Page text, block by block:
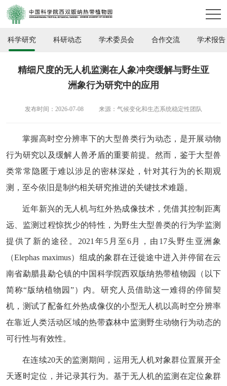
科学研究 科研动态 学术委员会 合作交流 学术报告
精细尺度的无人机监测在人象冲突缓解与野生亚
洲象行为研究中的应用
发布时间：2026-07-08 来源：气候变化和生态系统稳定性团队
掌握高时空分辨率下的大型兽类行为动态，是开展动物
行为研究以及缓解人兽矛盾的重要前提。然而，鉴于大型兽
类常常隐匿于难以涉足的密林深处，针对其行为的长期观
测，至今依旧是制约相关研究推进的关键技术难题。
近年新兴的无人机与红外热成像技术，凭借其控制距离
远、监测过程惊扰少的特性，为野生大型兽类的行为学监测
提供了新的途径。 2021 年5 月至6月，由 17头野生亚洲象
（Elephas maximus）组成的象群在迁徙途中进入并停留在云
南省勐腊县勐仑镇的中国科学院西双版纳热带植物园
（以下
简称“版纳植物园”） 内。 研究人员借助这一难得的停留契
机，测试了配备红外热成像仪的小型无人机以高时空分辨率
在靠近人类活动区域的热带森林中监测野生动物行为动态的
可行性与有效性。
在连续20天的监测期间，运用无人机对象群位置展开全
天逐时定位，并记录其行为。基于无人机的监测在定位象群